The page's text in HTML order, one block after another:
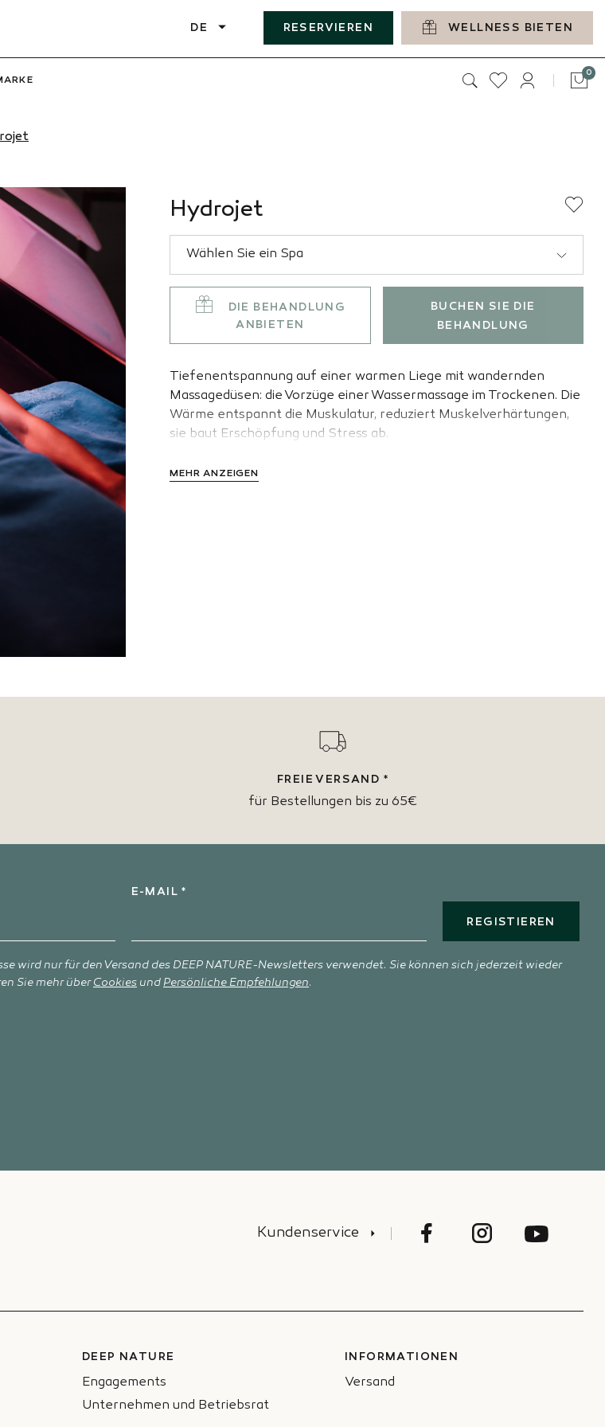
DE RESERVIEREN WELLNESS BIETEN
0
Hydrojet
DIE BEHANDLUNG
ANBIETEN
BUCHEN SIE DIE
BEHANDLUNG
Tiefenentspannung auf einer warmen Liege mit wandernden
Massagedüsen: die Vorzüge einer Wassermassage im Trockenen. Die
Wärme entspannt die Muskulatur, reduziert Muskelverhärtungen,
sie baut Erschöpfung und Stress ab.
MEHR ANZEIGEN
FREIE VERSAND *
für Bestellungen bis zu 65€
E-MAIL *
REGISTIEREN
wird nur für den Versand des DEEP NATURE-Newsletters verwendet. Sie können sich jederzeit wieder
Sie mehr überCookies und Persönliche Empfehlungen.
Kundenservice
DEEP NATURE
Engagements
Unternehmen und Betriebsrat
INFORMATIONEN
Versand